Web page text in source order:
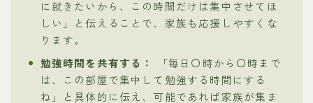
に就きたいから、この時間だけは集中させてほ
しい」と伝えることで、家族も応援しやすくな
ります。
勉強時間を共有する：
「毎日〇時から〇時まで
は、この部屋で集中して勉強する時間にする
ね」と具体的に伝え、可能であれば家族が集ま